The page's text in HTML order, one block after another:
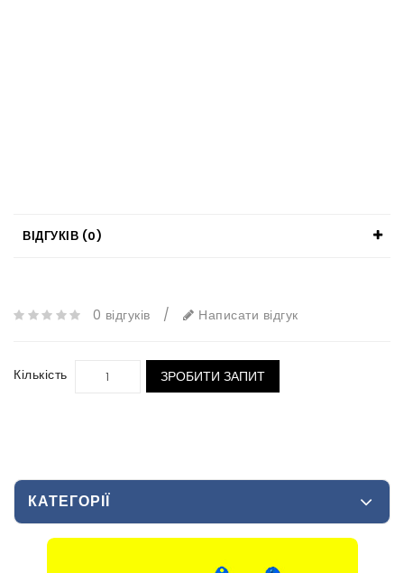
ВІДГУКІВ (0)
0 відгуків / Написати відгук
Кількість ЗРОБИТИ ЗАПИТ
КАТЕГОРІЇ